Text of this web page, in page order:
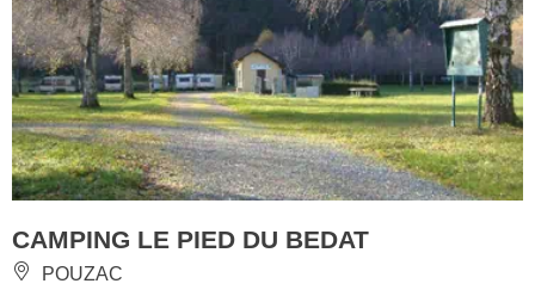
CAMPING LE PIED DU BEDAT
POUZAC